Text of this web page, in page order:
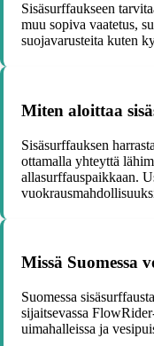
Sisäsurffaukseen
muu sopiva vaatetus,
suojavarusteita kuten
Miten aloittaa
Sisäsurffauksen
ottamalla yhteyttä
allasurffauspaikkaan.
Missä Suomessa
Suomessa
sijaitsevassa
uimahalleissa ja